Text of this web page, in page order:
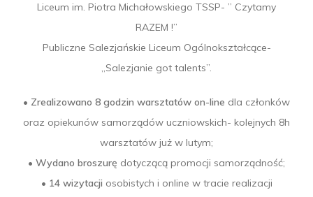
Liceum im. Piotra Michałowskiego TSSP- ” Czytamy
RAZEM !”
Publiczne Salezjańskie Liceum Ogólnokształcące-
„Salezjanie got talents”.
• Zrealizowano 8 godzin warsztatów on-line dla członków
oraz opiekunów samorządów uczniowskich- kolejnych 8h
warsztatów już w lutym;
• Wydano broszurę dotyczącą promocji samorządność;
• 14 wizytacji osobistych i online w tracie realizacji